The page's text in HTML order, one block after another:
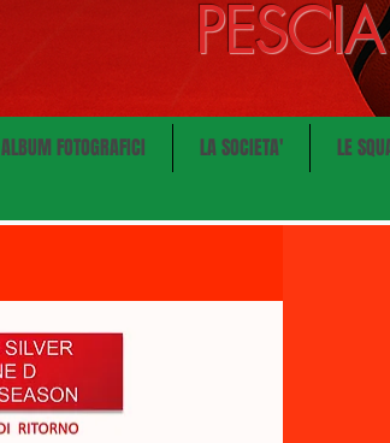
PESCIA
ALBUM FOTOGRAFICI LA SOCIETA' LE